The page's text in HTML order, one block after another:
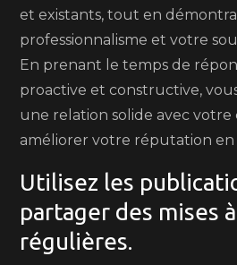
et existants, tout en
professionnalisme et votre
En prenant le temps de
proactive et constructive,
une relation solide avec votre
améliorer votre réputation en
Utilisez les
partager des mises
régulières.